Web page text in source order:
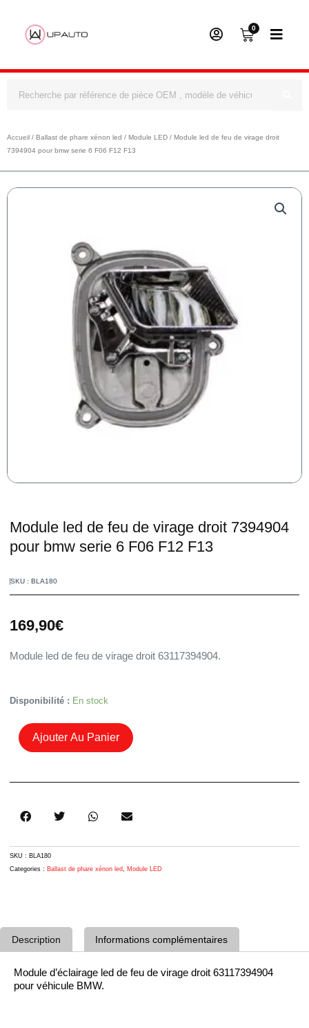
0
Panier
Accueil / Ballast de phare xénon led / Module LED / Module led de feu de virage droit
7394904 pour bmw serie 6 F06 F12 F13
Module led de feu de virage droit 7394904
pour bmw serie 6 F06 F12 F13
SKU : BLA180
169,90€
Module led de feu de virage droit 63117394904.
Disponibilité : En stock
Quantité
Module
Led
7394904
Bmw
Serie
6
Ajouter Au Panier
SKU : BLA180
Categories : Ballast de phare xénon led, Module LED
Description Informations complémentaires
Module d’éclairage led de feu de virage droit 63117394904
pour véhicule BMW.